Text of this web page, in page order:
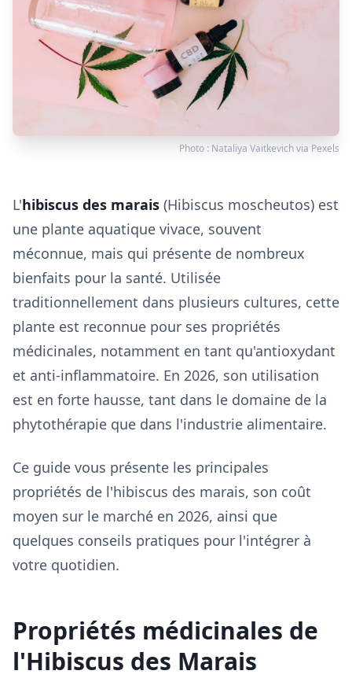
Photo : Nataliya Vaitkevichvia Pexels
L'hibiscus des marais (Hibiscus moscheutos) est
une plante aquatique vivace, souvent
méconnue, mais qui présente de nombreux
bienfaits pour la santé. Utilisée
traditionnellement dans plusieurs cultures, cette
plante est reconnue pour ses propriétés
médicinales, notamment en tant qu'antioxydant
et anti-inflammatoire. En 2026, son utilisation
est en forte hausse, tant dans le domaine de la
phytothérapie que dans l'industrie alimentaire.
Ce guide vous présente les principales
propriétés de l'hibiscus des marais, son coût
moyen sur le marché en 2026, ainsi que
quelques conseils pratiques pour l'intégrer à
votre quotidien.
Propriétés médicinales de
l'Hibiscus des Marais